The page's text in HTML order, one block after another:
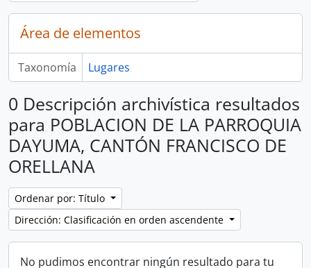
Área de elementos
Taxonomía Lugares
0 Descripción archivística resultados
para POBLACION DE LA PARROQUIA
DAYUMA, CANTÓN FRANCISCO DE
ORELLANA
Ordenar por: Título
Dirección: Clasificación en orden ascendente
No pudimos encontrar ningún resultado para tu